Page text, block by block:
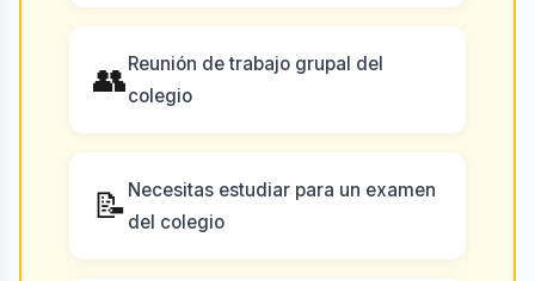
👥Reunión de trabajo grupal del
colegio
📝 Necesitas estudiar para un examen
del colegio